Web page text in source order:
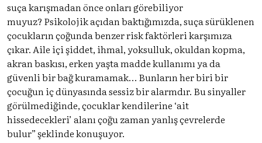
suça karışmadan önce onları görebiliyor
muyuz? Psikolojik açıdan baktığımızda, suça sürüklenen
çocukların çoğunda benzer risk faktörleri karşımıza
çıkar. Aile içi şiddet, ihmal, yoksulluk, okuldan kopma,
akran baskısı, erken yaşta madde kullanımı ya da
güvenli bir bağ kuramamak… Bunların her biri bir
çocuğun iç dünyasında sessiz bir alarmdır. Bu sinyaller
görülmediğinde, çocuklar kendilerine ‘ait
hissedecekleri’ alanı çoğu zaman yanlış çevrelerde
bulur” şeklinde konuşuyor.